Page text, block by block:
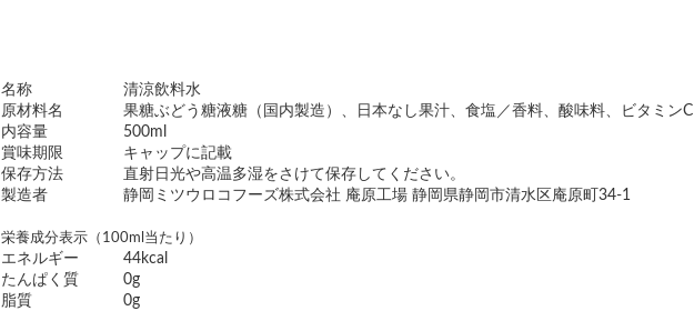
名称
清涼飲料水
原材料名
果糖ぶどう糖液糖（国内製造）、日本なし果汁、食塩／香料、酸味料、ビタミンC
内容量
500ml
賞味期限
キャップに記載
保存方法
直射日光や高温多湿をさけて保存してください。
製造者
静岡ミツウロコフーズ株式会社 庵原工場 静岡県静岡市清水区庵原町34-1
栄養成分表示（100ml当たり）
エネルギー
44kcal
たんぱく質
0g
脂質
0g